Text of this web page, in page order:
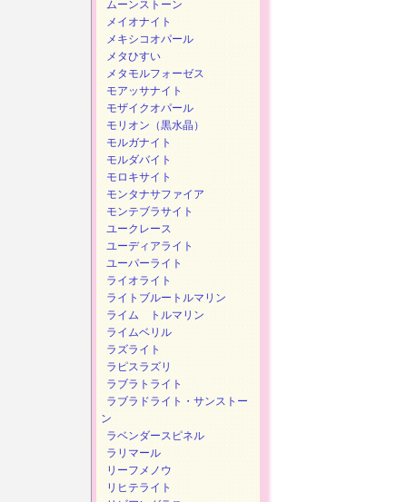
ムーンストーン
メイオナイト
メキシコオパール
メタひすい
メタモルフォーゼス
モアッサナイト
モザイクオパール
モリオン（黒水晶）
モルガナイト
モルダバイト
モロキサイト
モンタナサファイア
モンテブラサイト
ユークレース
ユーディアライト
ユーパーライト
ライオライト
ライトブルートルマリン
ライム トルマリン
ライムベリル
ラズライト
ラピスラズリ
ラブラトライト
ラブラドライト・サンストー
ン
ラベンダースピネル
ラリマール
リーフメノウ
リヒテライト